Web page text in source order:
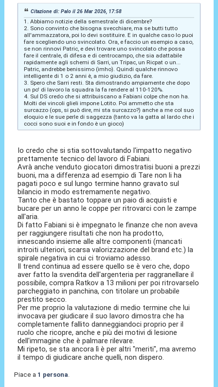
Citazione di: Palo il 26 Mar 2026, 17:58
1. Abbiamo notizie della semestrale di dicembre?
2. Sono convinto che bisogna svecchiare, ma se butti tutto
all'ammazzatora, poi lo devi sostituire. E in qualche caso lo puoi
fare scegliendo uno svincolato. Ora, e faccio un esempio a caso,
se non rinnovi Patric, e devi trovare uno svincolato che possa
fare il centrale, di difesa e di centrocampo, che sia adattabile
rapidamente agli schemi di Sarri, un Tripac, un Ricpat o un...
Patric, andrebbe benissimo (imho). Quindi qualche rinnovo
intelligente di 1 o 2 anni è, a mio giudizio, da fare.
3. Spero che Sarri resti. Sta dimostrando ampiamente che dopo
un po' di lavoro la squadra la fa rendere al 110-120%.
4. Sul DS credo che si attribuiscano a Fabiani colpe che non ha.
Molti dei vincoli glieli impone Lotito. Poi ammetto che sta
surcazzo (ops, si può dire, mi sta surcazzo?) anche a me col suo
eloquio e le sue perle di saggezza (tanto va la gatta al lardo che i
cocci sono suoi e in fondo è un gioco)
Io credo che si stia sottovalutando l'impatto negativo
prettamente tecnico del lavoro di Fabiani.
Avrà anche venduto giocatori dimostratisi buoni a prezzi
buoni, ma a differenza ad esempio di Tare non li ha
pagati poco e sul lungo termine hanno gravato sul
bilancio in modo estremamente negativo.
Tanto che è bastato toppare un paio di acquisti e
bucare per un anno le coppe per ritrovarci con le zampe
all'aria.
Di fatto Fabiani si è impegnato le finanze che non aveva
per raggiungere risultati che non ha prodotto,
innescando insieme alle altre componenti (mancati
introiti ulteriori, scarsa valorizzazione del brand etc.) la
spirale negativa in cui ci troviamo adesso.
Il trend continua ad essere quello se è vero che, dopo
aver fatto la svendita dell'argenteria per raggranellare il
possibile, compra Ratkov a 13 milioni per poi ritrovarselo
parcheggiato in panchina, con titolare un probabile
prestito secco.
Per me proprio la valutazione di medio termine che lui
invocava per giudicare il suo lavoro dimostra che ha
completamente fallito danneggiandoci proprio per il
ruolo che ricopre, anche e più dei motivi di lesione
dell'immagine che è palmare rilevare.
Mi ripeto, se sta ancora lì è per altri "meriti", ma avremo
il tempo di giudicare anche quelli, non dispero.
Piace a 1 persona